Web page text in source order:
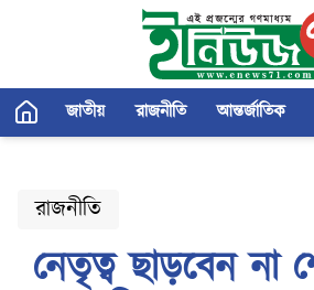
জাতীয় রাজনীতি আন্তর্জাতিক
রাজনীতি
নেতৃত্ব ছাড়বেন না